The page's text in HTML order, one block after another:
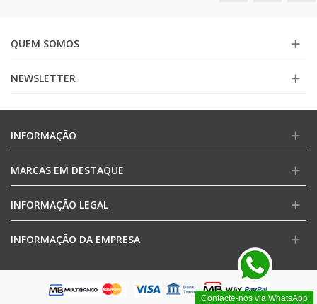
QUEM SOMOS
NEWSLETTER
Contacte-nos via WhatsApp
INFORMAÇÃO
MARCAS EM DESTAQUE
INFORMAÇÃO LEGAL
INFORMAÇÃO DA EMPRESA